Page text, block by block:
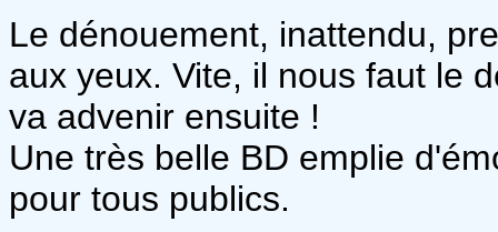
Le dénouement, inattendu,
aux yeux. Vite, il nous faut le
va advenir ensuite !
Une très belle BD emplie
pour tous publics.